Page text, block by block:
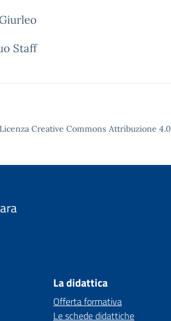
Staff
Licenza Creative Commons Attribuzione 4.0
La didattica
Offerta formativa
Le schede didattiche